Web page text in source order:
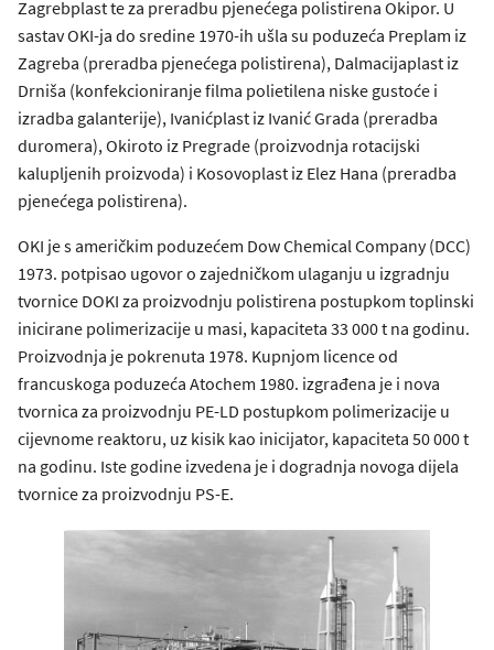
Zagrebplast te za preradbu pjenećega polistirena Okipor. U
sastav OKI-ja do sredine 1970-ih ušla su poduzeća Preplam iz
Zagreba (preradba pjenećega polistirena), Dalmacijaplast iz
Drniša (konfekcioniranje filma polietilena niske gustoće i
izradba galanterije), Ivanićplast iz Ivanić Grada (preradba
duromera), Okiroto iz Pregrade (proizvodnja rotacijski
kalupljenih proizvoda) i Kosovoplast iz Elez Hana (preradba
pjenećega polistirena).
OKI je s američkim poduzećem Dow Chemical Company (DCC)
1973. potpisao ugovor o zajedničkom ulaganju u izgradnju
tvornice DOKI za proizvodnju polistirena postupkom toplinski
inicirane polimerizacije u masi, kapaciteta 33 000 t na godinu.
Proizvodnja je pokrenuta 1978. Kupnjom licence od
francuskoga poduzeća Atochem 1980. izgrađena je i nova
tvornica za proizvodnju PE-LD postupkom polimerizacije u
cijevnome reaktoru, uz kisik kao inicijator, kapaciteta 50 000 t
na godinu. Iste godine izvedena je i dogradnja novoga dijela
tvornice za proizvodnju PS-E.